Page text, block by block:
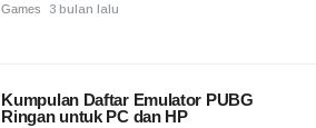
Games 3 bulan lalu
Kumpulan Daftar Emulator PUBG
Ringan untuk PC dan HP